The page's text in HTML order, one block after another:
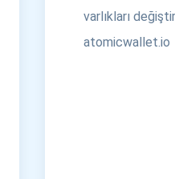
varlıkları
atomicwallet.io